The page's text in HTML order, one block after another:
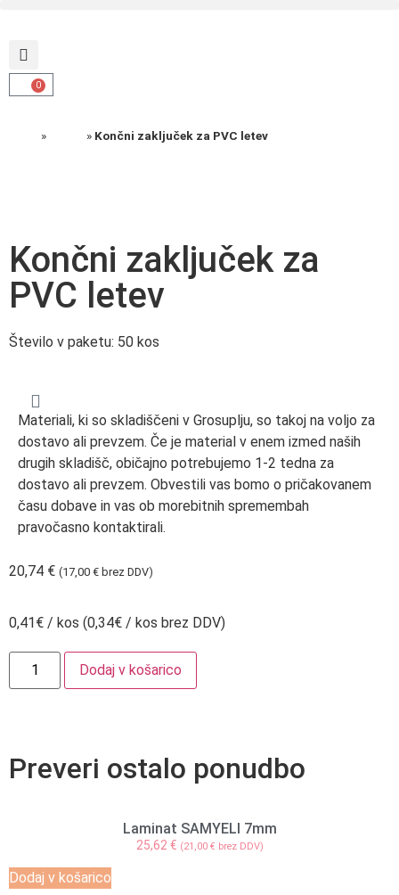
0
» » Končni zaključek za PVC letev
Končni zaključek za
PVC letev
Število v paketu: 50 kos
Materiali, ki so skladiščeni v Grosuplju, so takoj na voljo za
dostavo ali prevzem. Če je material v enem izmed naših
drugih skladišč, običajno potrebujemo 1-2 tedna za
dostavo ali prevzem. Obvestili vas bomo o pričakovanem
času dobave in vas ob morebitnih spremembah
pravočasno kontaktirali.
20,74 € (17,00 € brez DDV)
0,41€ / kos (0,34€ / kos brez DDV)
Dodaj v košarico
Preveri ostalo ponudbo
Laminat SAMYELI 7mm
25,62 € (21,00 € brez DDV)
Dodaj v košarico